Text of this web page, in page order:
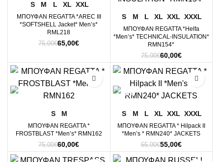
S M L XL XXL
ΜΠΟΥΦΑΝ REGATTA *AREC III
*SOFTSHELL Jacket* Men’s*
RML218
75,00€Original
75,00€.
65,00€Η
είναι:
65,00€.
S M L XL XXL XXXL
ΜΠΟΥΦΑΝ REGATTA *Helfa
*Men’s* TECHNICAL-INSULATION*
RMN154*
75,00€Original
price
was:
75,00€.
60,00€Η
τρέχουσα
τιμή
είναι:
S M
ΜΠΟΥΦΑΝ REGATTA *
FROSTBLAST *Men’s* RMN162
75,00€Original
price
60,00€Η
τρέχουσα
S M L XL XXL XXXL
ΜΠΟΥΦΑΝ REGATTA * Hilpack II
*Men’s * RMN240* JACKETS
65,00€Original
price
55,00€Η
τρέχουσα